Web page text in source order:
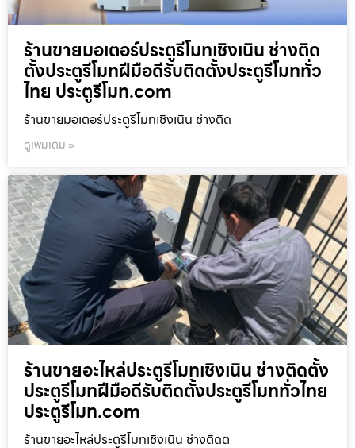
ร้านขายมอเตอร์ประตูรีโมทเชิงเนิน ช่างติด
ตั้งประตูรีโมทฝีมือดีรับติดตั้งประตูรีโมททั่ว
ไทย ประตูรีโมท.com
ร้านขายมอเตอร์ประตูรีโมทเชิงเนิน ช่างติด
ดูเพิ่มเติม »
ร้านขายอะไหล่ประตูรีโมทเชิงเนิน ช่างติดตั้ง
ประตูรีโมทฝีมือดีรับติดตั้งประตูรีโมททั่วไทย
ประตูรีโมท.com
ร้านขายอะไหล่ประตูรีโมทเชิงเนิน ช่างติดต